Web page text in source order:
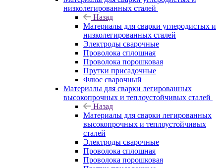
низколегированных сталей
Назад
Материалы для сварки углеродистых и
низколегированных сталей
Электроды сварочные
Проволока сплошная
Проволока порошковая
Прутки присадочные
Флюс сварочный
Материалы для сварки легированных
высокопрочных и теплоустойчивых сталей
Назад
Материалы для сварки легированных
высокопрочных и теплоустойчивых
сталей
Электроды сварочные
Проволока сплошная
Проволока порошковая